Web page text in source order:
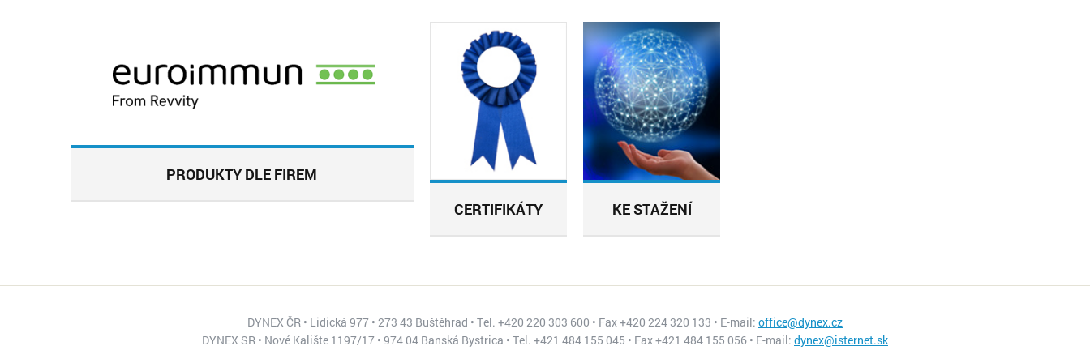
PRODUKTY DLE FIREM
CERTIFIKÁTY
KE STAŽENÍ
DYNEX ČR • Lidická 977 • 273 43 Buštěhrad • Tel. +420 220 303 600 • Fax +420 224 320 133 • E-mail: office@dynex.cz
DYNEX SR • Nové Kalište 1197/17 • 974 04 Banská Bystrica • Tel. +421 484 155 045 • Fax +421 484 155 056 • E-mail: dynex@isternet.sk